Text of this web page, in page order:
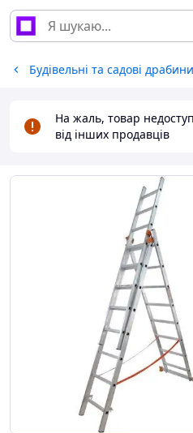
Будівельні та садові драбини
На жаль, товар
від інших продавців